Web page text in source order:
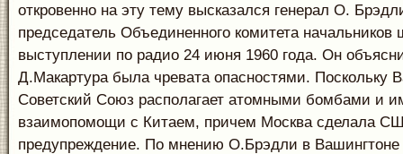
откровенно на эту тему высказался генерал О.
председатель Объединенного комитета
выступлении по радио 24 июня 1960 года. Он
Д.Макартура была чревата опасностями. Поскольку
Советский Союз располагает атомными бомбами и
взаимопомощи с Китаем, причем Москва сделала
предупреждение. По мнению О.Брэдли в Вашингтоне